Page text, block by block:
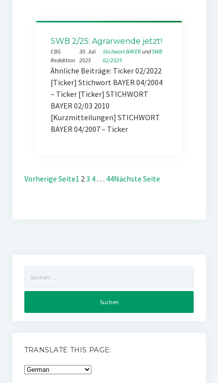
SWB 2/25: Agrarwende jetzt!
CBG
Redaktion
30. Juli
2025
Stichwort BAYER und SWB
02/2025
Ähnliche Beiträge: Ticker 02/2022
[Ticker] Stichwort BAYER 04/2004
– Ticker [Ticker] STICHWORT
BAYER 02/03 2010
[Kurzmitteilungen] STICHWORT
BAYER 04/2007 – Ticker
Vorherige Seite1 23 4 … 44Nächste Seite
nach:
TRANSLATE THIS PAGE: